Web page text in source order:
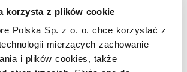
korzysta z plików cookie
Polska Sp. z o. o. chce korzystać z
mierzących zachowanie
i plików cookies, także